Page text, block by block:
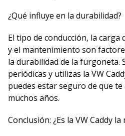
¿Qué influye en la durabilidad?
El tipo de conducción, la
y el mantenimiento son
la durabilidad de la furgoneta.
periódicas y utilizas la VW
puedes estar seguro de que
muchos años.
Conclusión: ¿Es la VW Caddy